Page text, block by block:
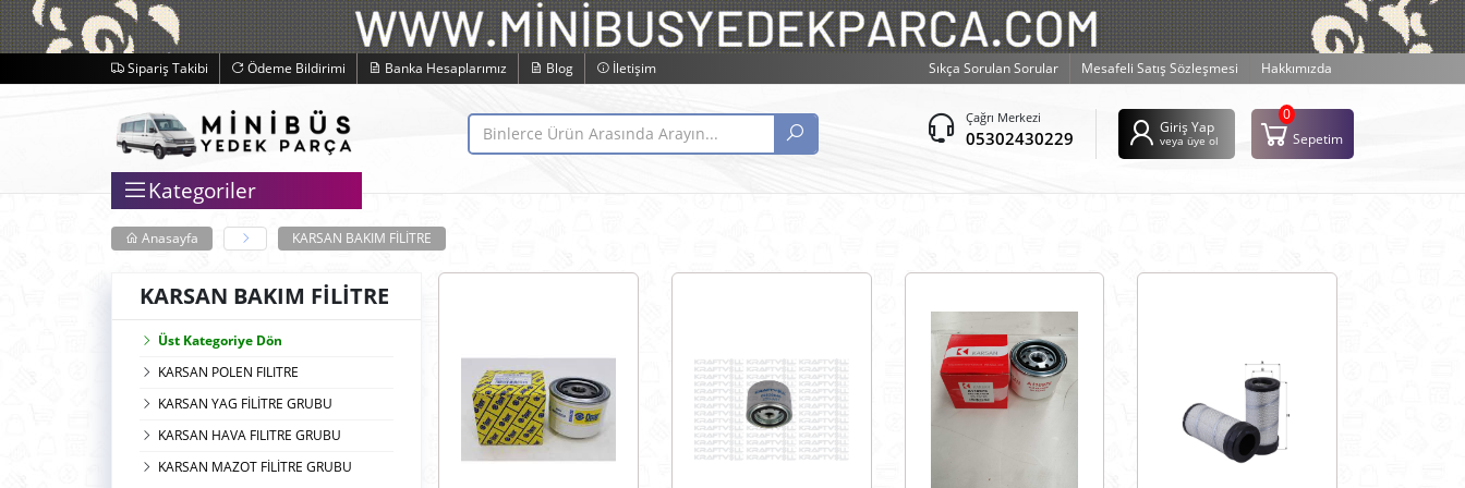
Sipariş Takibi Ödeme Bildirimi Banka Hesaplarımız Blog İletişim Sıkça Sorulan Sorular Mesafeli Satış Sözleşmesi Hakkımızda
Çağrı Merkezi
05302430229
Giriş Yap
veya üye ol
0
Sepetim
Kategoriler
Anasayfa KARSAN BAKIM FİLİTRE
KARSAN BAKIM FİLİTRE
Üst Kategoriye Dön
KARSAN POLEN FILITRE
KARSAN YAG FİLİTRE GRUBU
KARSAN HAVA FILITRE GRUBU
KARSAN MAZOT FİLİTRE GRUBU